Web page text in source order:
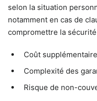
selon la situation
notamment en cas de
compromettre la
Coût
Complexité des
Risque de non-